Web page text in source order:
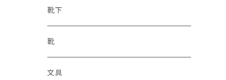
靴下
靴
文具